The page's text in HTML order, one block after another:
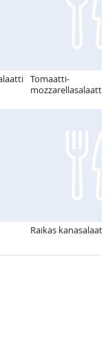
Tomaatti-
mozzarellasalaatti
Raikas kanasalaatti